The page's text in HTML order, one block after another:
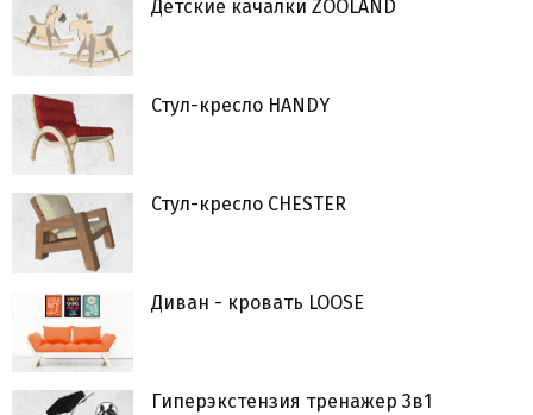
Детские качалки ZOOLAND
Стул-кресло HANDY
Стул-кресло CHESTER
Диван - кровать LOOSE
Гиперэкстензия тренажер 3в1